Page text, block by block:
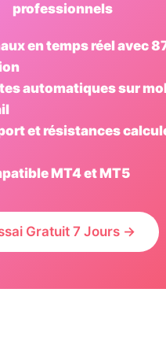
professionnels
en temps réel avec
automatiques sur
et résistances
MT4 et MT5
Gratuit 7 Jours →